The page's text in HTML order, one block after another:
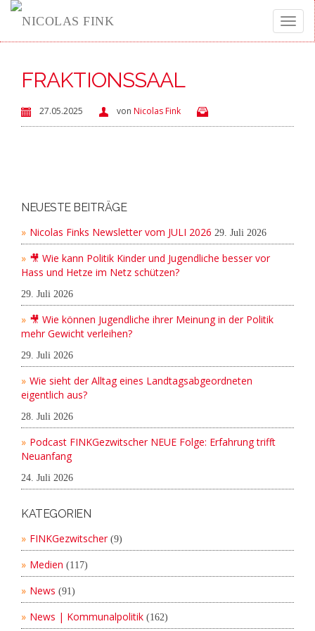
Toggle
FRAKTIONSSAAL
27.05.2025 von Nicolas Fink
NEUESTE BEITRÄGE
Nicolas Finks Newsletter vom JULI 2026 29. Juli 2026
🎥 Wie kann Politik Kinder und Jugendliche besser vor
Hass und Hetze im Netz schützen?
29. Juli 2026
🎥 Wie können Jugendliche ihrer Meinung in der Politik
mehr Gewicht verleihen?
29. Juli 2026
Wie sieht der Alltag eines Landtagsabgeordneten
eigentlich aus?
28. Juli 2026
Podcast FINKGezwitscher NEUE Folge: Erfahrung trifft
Neuanfang
24. Juli 2026
KATEGORIEN
FINKGezwitscher(9)
Medien (117)
News (91)
News | Kommunalpolitik (162)